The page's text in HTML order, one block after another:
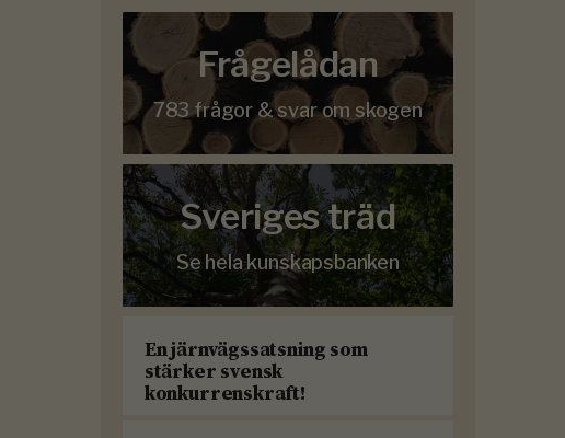
Frågelådan
783 frågor & svar om skogen
Sveriges träd
Se hela kunskapsbanken
En järnvägssatsning som
stärker svensk
konkurrenskraft!